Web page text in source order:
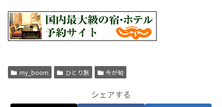
my_boom ひとり旅 今が旬
シェアする